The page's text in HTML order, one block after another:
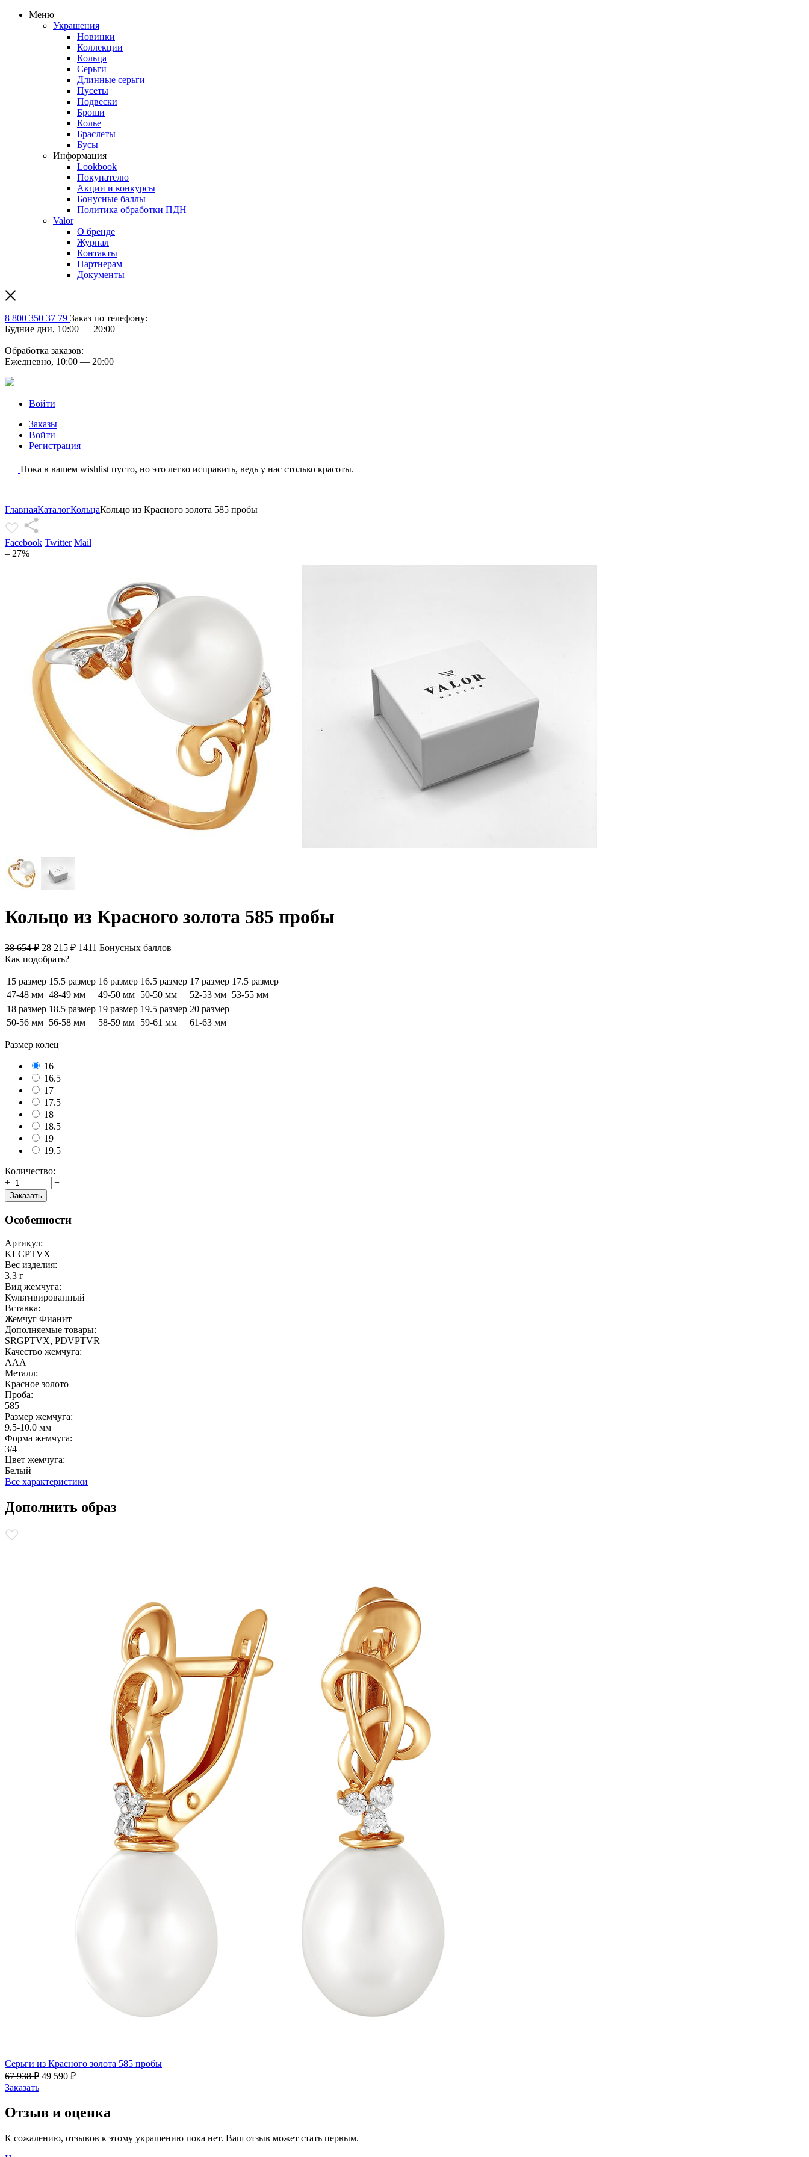
Меню
Украшения
Новинки
Коллекции
Кольца
Серьги
Длинные серьги
Пусеты
Подвески
Броши
Колье
Браслеты
Бусы
Информация
Lookbook
Покупателю
Акции и конкурсы
Бонусные баллы
Политика обработки ПДН
Valor
О бренде
Журнал
Контакты
Партнерам
Документы
8 800 350 37 79 Заказ по телефону:
Будние дни, 10:00 — 20:00
Обработка заказов:
Ежедневно, 10:00 — 20:00
Войти
Заказы
Войти
Регистрация
Пока в вашем wishlist пусто, но это легко исправить, ведь у нас столько красоты.
ГлавнаяКаталогКольцаКольцо из Красного золота 585 пробы
Facebook Twitter Mail
– 27%
Кольцо из Красного золота 585 пробы
38 654 ₽ 28 215 ₽ 1411 Бонусных баллов
Как подобрать?
15 размер 15.5 размер 16 размер 16.5 размер 17 размер 17.5 размер
47-48 мм 48-49 мм 49-50 мм 50-50 мм 52-53 мм 53-55 мм
18 размер 18.5 размер 19 размер 19.5 размер 20 размер
50-56 мм 56-58 мм 58-59 мм 59-61 мм 61-63 мм
Размер колец
16
16.5
17
17.5
18
18.5
19
19.5
Количество:
+
−
Заказать
Особенности
Артикул:
KLCPTVX
Вес изделия:
3,3 г
Вид жемчуга:
Культивированный
Вставка:
Жемчуг Фианит
Дополняемые товары:
SRGPTVX, PDVPTVR
Качество жемчуга:
ААА
Металл:
Красное золото
Проба:
585
Размер жемчуга:
9.5-10.0 мм
Форма жемчуга:
3/4
Цвет жемчуга:
Белый
Все характеристики
Дополнить образ
Серьги из Красного золота 585 пробы
67 938 ₽ 49 590 ₽
Заказать
Отзыв и оценка
К сожалению, отзывов к этому украшению пока нет. Ваш отзыв может стать первым.